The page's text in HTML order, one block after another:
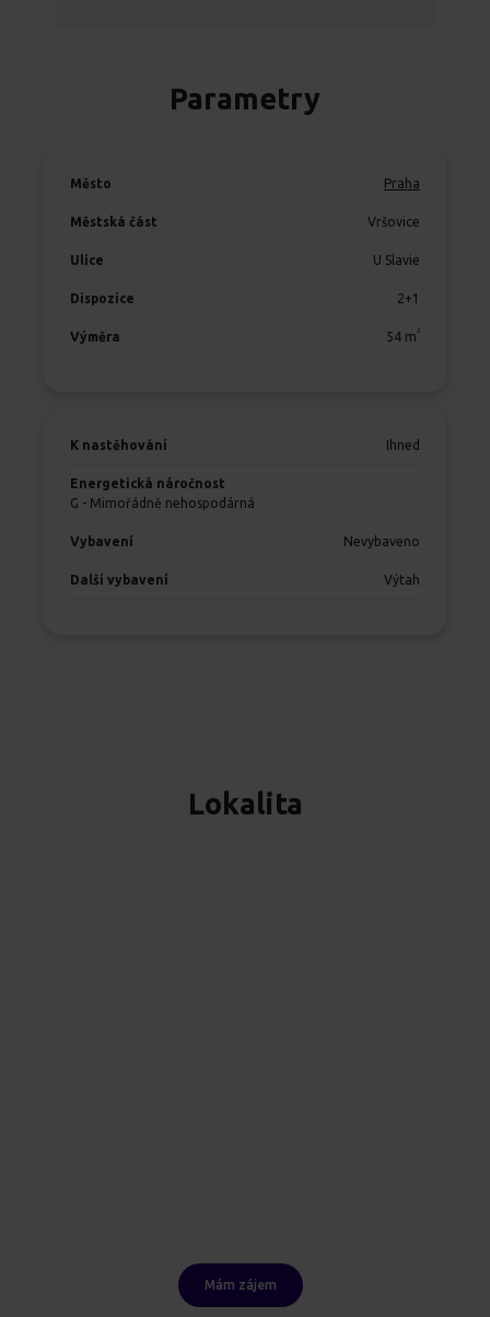
Parametry
Město Praha
Městská část Vršovice
Ulice U Slavie
Dispozice 2+1
Výměra 54 m 2
K nastěhování Ihned
Energetická náročnost
G - Mimořádně nehospodárná
Vybavení Nevybaveno
Další vybavení Výtah
Lokalita
Mám zájem